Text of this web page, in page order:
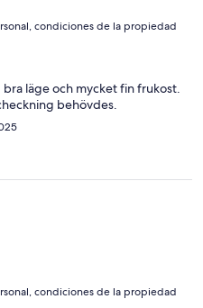
condiciones de la propiedad
läge och mycket fin frukost.
behövdes.
condiciones de la propiedad